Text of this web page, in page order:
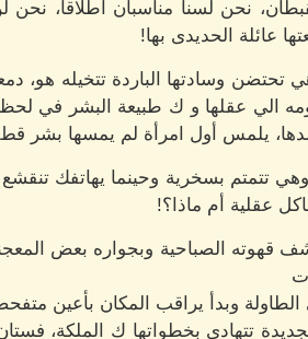
نحن لسنا مناسبان اطلاقاً،
عائلة الحديدى بها!
تحتضن وسادتها الباردة تتخيله هو،
الي عقلها و ك طبيعة البشر في
يلمس أول امرأة لم يمسها بشر قط
تتمتم بسخرية وحينما يهاتفك تنقشع
عقلية أم ماذا؟!
الصباحية وبجواره بعض
وبدأ يراقب المكان بأعين
تتهادى بخطواتها ك الملكة،